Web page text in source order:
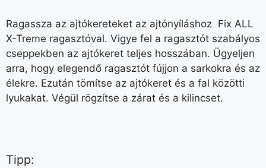
Ragassza az ajtókereteket az ajtónyíláshoz Fix ALL
X-Treme ragasztóval. Vigye fel a ragasztót szabályos
cseppekben az ajtókeret teljes hosszában. Ügyeljen
arra, hogy elegendő ragasztót fújjon a sarkokra és az
élekre. Ezután tömítse az ajtókeret és a fal közötti
lyukakat. Végül rögzítse a zárat és a kilincset.
Tipp: